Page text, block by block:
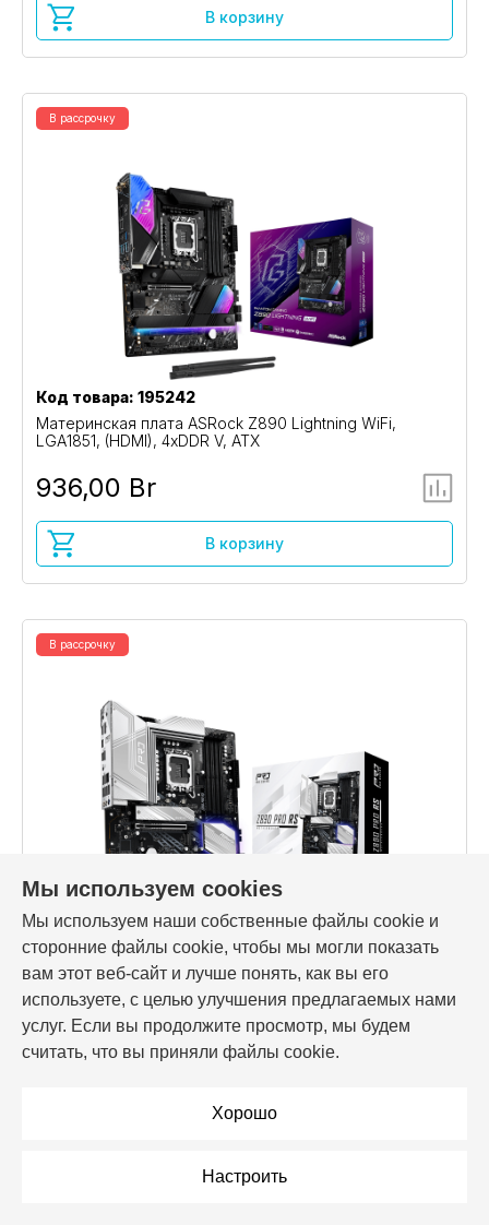
В корзину
В рассрочку
Код товара: 195242
Материнская плата ASRock Z890 Lightning WiFi,
LGA1851, (HDMI), 4xDDR V, ATX
936,00 Br
В корзину
В рассрочку
Код товара: 195244
Материнская плата ASRock Z890 Pro RS, LGA1851,
(HDMI), 4xDDR V, ATX
804,00 Br
Мы используем cookies
Мы используем наши собственные файлы cookie и
сторонние файлы cookie, чтобы мы могли показать
вам этот веб-сайт и лучше понять, как вы его
используете, с целью улучшения предлагаемых нами
услуг. Если вы продолжите просмотр, мы будем
считать, что вы приняли файлы cookie.
Хорошо
Настроить